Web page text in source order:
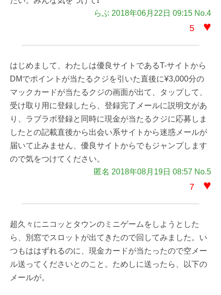
らぶ 2018年06月22日 09:15 No.4
5 ♥
はじめまして、わたしは優良サイトであるT-サイトから
DMでポイントが当たるクジを引いた直後に¥3,000分の
マックカードが当たるクジの画面が出て、タップして、
受け取り用に登録したら、登録完了メールに説明文があ
り、ラブラボ登録と同時に現金が当たるクジに応募しま
したとの記載直後から出会い系サイトから迷惑メールが
届いて止みません、優良サイトからでもジャンプします
ので気をつけてください。
匿名 2018年08月19日 08:57 No.5
7 ♥
超久々にニコッとタウンのミニゲームをしようとした
ら、別窓でスロットが出てきたので回してみました。い
つもははずれるのに、現金カードが当たったので空メー
ル送ってくださいとのこと。ためしに送ったら、以下の
メールが。